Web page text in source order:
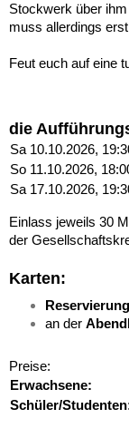
Stockwerk über
muss allerdings
Feut euch auf eine
die
Sa 10.10.2026,
So 11.10.2026,
Sa 17.10.2026,
Einlass jeweils 30
der
Karten:
an der
Preise:
Erwachsene:
Schüler/